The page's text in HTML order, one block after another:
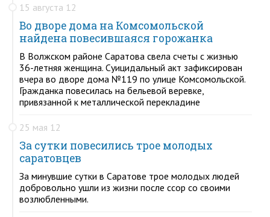
15 августа 12
Во дворе дома на Комсомольской
найдена повесившаяся горожанка
В Волжском районе Саратова свела счеты с жизнью
36-летняя женщина. Суицидальный акт зафиксирован
вчера во дворе дома №119 по улице Комсомольской.
Гражданка повесилась на бельевой веревке,
привязанной к металлической перекладине
25 мая 12
За сутки повесились трое молодых
саратовцев
За минувшие сутки в Саратове трое молодых людей
добровольно ушли из жизни после ссор со своими
возлюбленными.